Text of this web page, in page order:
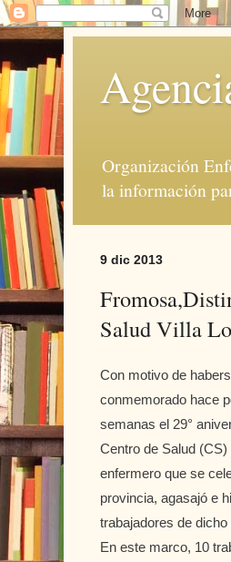
Organización
la información
9 dic 2013
Salud Villa
Con motivo de
conmemorado hace
semanas el 29°
Centro de Salud
enfermero que se
provincia, agasajó e
trabajadores de
En este marco, 10